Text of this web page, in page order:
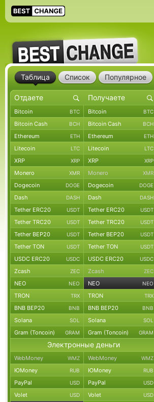
Таблица Список Популярное
Bitcoin BTC Bitcoin BTC
Bitcoin Cash BCH Bitcoin Cash BCH
Ethereum ETH Ethereum ETH
Litecoin LTC Litecoin LTC
XRP XRP XRP XRP
Monero XMR Monero XMR
Dogecoin DOGE Dogecoin DOGE
Dash DASH Dash DASH
Tether ERC20 USDT Tether ERC20 USDT
Tether TRC20 USDT Tether TRC20 USDT
Tether BEP20 USDT Tether BEP20 USDT
Tether TON USDT Tether TON USDT
USDC ERC20 USDC USDC ERC20 USDC
Zcash ZEC Zcash ZEC
NEO NEO NEO NEO
TRON TRX TRON TRX
BNB BEP20 BNB BNB BEP20 BNB
Solana SOL Solana SOL
Gram (Toncoin) GRAM Gram (Toncoin) GRAM
Электронные деньги
WebMoney WMZ WebMoney WMZ
ЮMoney RUB ЮMoney RUB
PayPal USD PayPal USD
Volet USD Volet USD